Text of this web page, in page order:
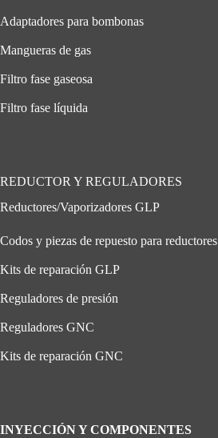
Adaptadores para bombonas
Mangueras de gas
Filtro fase gaseosa
Filtro fase líquida
REDUCTOR Y REGULADORES
Reductores/Vaporizadores GLP
Codos y piezas de repuesto para reductores
Kits de reparación GLP
Reguladores de presión
Reguladores GNC
Kits de reparación GNC
INYECCIÓN Y COMPONENTES